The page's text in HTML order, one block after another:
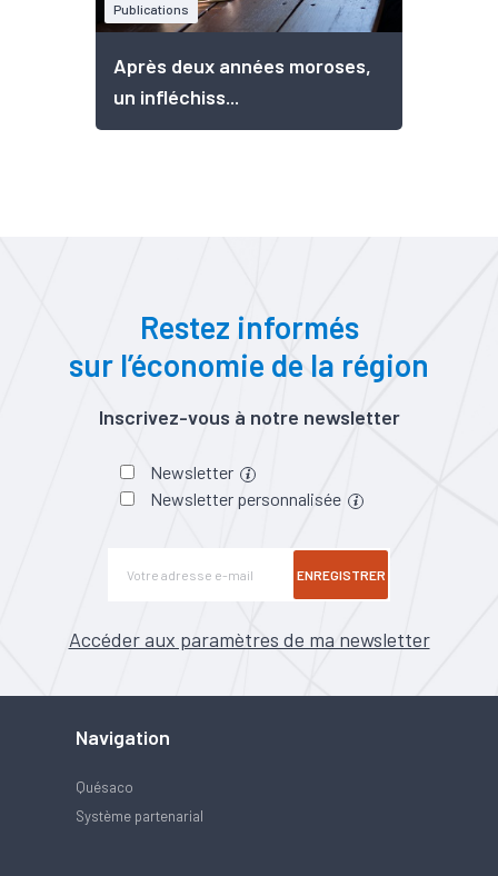
Publications
Après deux années moroses,
un infléchiss...
Restez informés
sur l’économie de la région
Inscrivez-vous à notre newsletter
Newsletter
Newsletter personnalisée
ENREGISTRER
Accéder aux paramètres de ma newsletter
Navigation
Quésaco
Système partenarial